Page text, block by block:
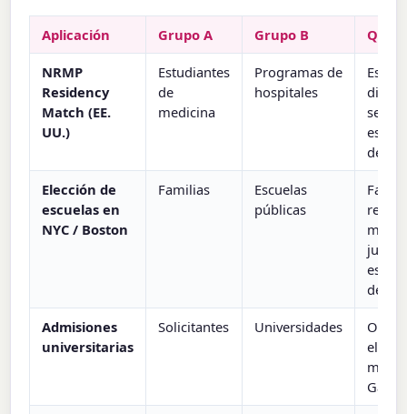
Aplicación Grupo A Grupo B
NRMP
Residency
Match (EE.
UU.)
Estudiantes
de
medicina
Programas de
hospitales
ser
Elección de
escuelas en
NYC / Boston
Familias
Escuelas
públicas
juego
Admisiones
universitarias
Solicitantes Universidades
el
Gale-